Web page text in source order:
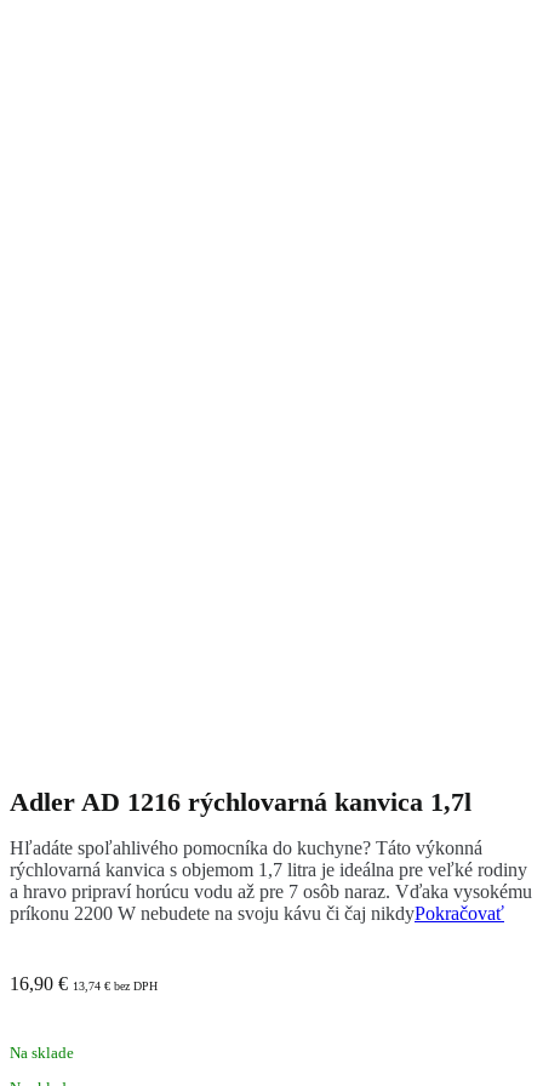
Adler AD 1216 rýchlovarná kanvica 1,7l
Hľadáte spoľahlivého pomocníka do kuchyne? Táto výkonná
rýchlovarná kanvica s objemom 1,7 litra je ideálna pre veľké rodiny
a hravo pripraví horúcu vodu až pre 7 osôb naraz. Vďaka vysokému
príkonu 2200 W nebudete na svoju kávu či čaj nikdyPokračovať
16,90 € 13,74 € bez DPH
Na sklade